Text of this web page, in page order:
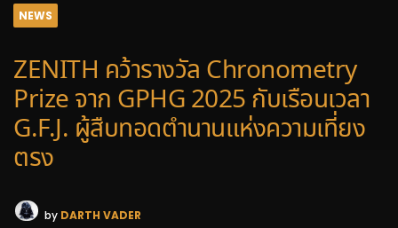
NEWS
ZENITH คว้ารางวัล Chronometry
Prize จาก GPHG 2025 กับเรือนเวลา
G.F.J. ผู้สืบทอดตำนานแห่งความเที่ยง
ตรง
by DARTH VADER